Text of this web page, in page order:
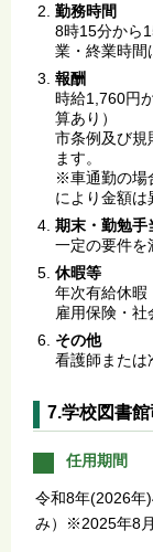
勤務時間
8時15分から
業・終業時間
報酬
時給1,760円
算あり）
市条例及び規
ます。
※車通勤の場
により金額は
期末・勤勉手
一定の要件を
休暇等
年次有給休暇
雇用保険・社
その他
看護師または
7.学校図書
任用期間
令和8年(2026年
み）※2025年8